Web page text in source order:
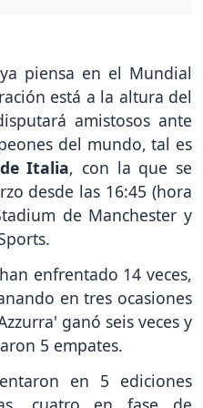
ya piensa en el Mundial
está a la altura del
amistosos ante
del mundo, tal es
Italia, con la que se
desde las 16:45 (hora
de Manchester y
enfrentado 14 veces,
en tres ocasiones
ganó seis veces y
5 empates.
en 5 ediciones